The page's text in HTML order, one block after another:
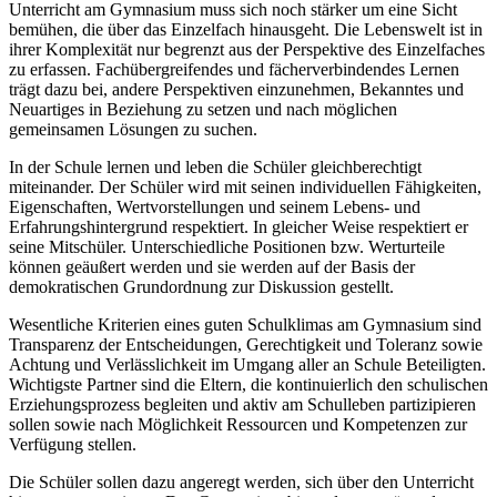
Unterricht am Gymnasium muss sich noch stärker um eine Sicht
bemühen, die über das Einzelfach hinausgeht. Die Lebenswelt ist in
ihrer Komplexität nur begrenzt aus der Perspektive des Einzelfaches
zu erfassen. Fachübergreifendes und fächerverbindendes Lernen
trägt dazu bei, andere Perspektiven einzunehmen, Bekanntes und
Neuartiges in Beziehung zu setzen und nach möglichen
gemeinsamen Lösungen zu suchen.
In der Schule lernen und leben die Schüler gleichberechtigt
miteinander. Der Schüler wird mit seinen individuellen Fähigkeiten,
Eigenschaften, Wertvorstellungen und seinem Lebens- und
Erfahrungshintergrund respektiert. In gleicher Weise respektiert er
seine Mitschüler. Unterschiedliche Positionen bzw. Werturteile
können geäußert werden und sie werden auf der Basis der
demokratischen Grundordnung zur Diskussion gestellt.
Wesentliche Kriterien eines guten Schulklimas am Gymnasium sind
Transparenz der Entscheidungen, Gerechtigkeit und Toleranz sowie
Achtung und Verlässlichkeit im Umgang aller an Schule Beteiligten.
Wichtigste Partner sind die Eltern, die kontinuierlich den schulischen
Erziehungsprozess begleiten und aktiv am Schulleben partizipieren
sollen sowie nach Möglichkeit Ressourcen und Kompetenzen zur
Verfügung stellen.
Die Schüler sollen dazu angeregt werden, sich über den Unterricht